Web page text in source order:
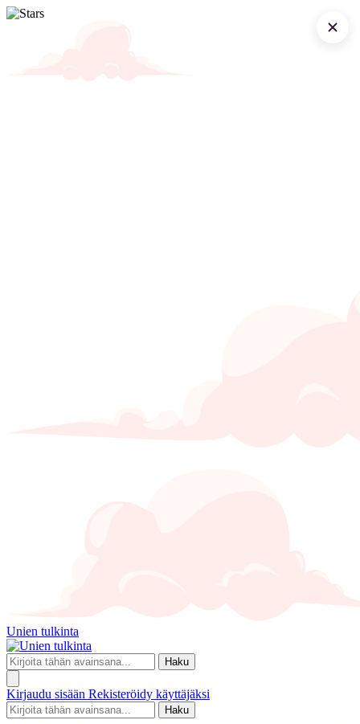
Unien tulkinta
Haku
Kirjaudu sisään Rekisteröidy käyttäjäksi
Haku